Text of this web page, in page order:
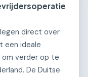
direct over
een ideale
om verder op te
De Duitse